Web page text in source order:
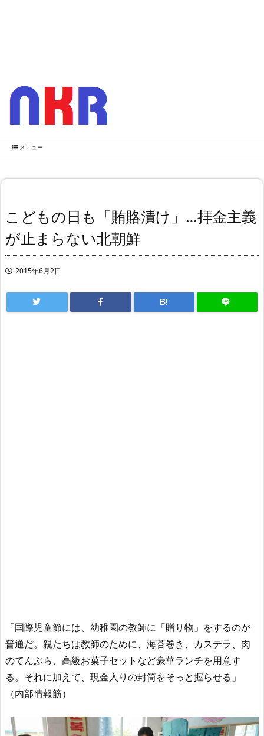
メニュー
こどもの日も「賄賂漬け」…拝金主義
が止まらない北朝鮮
2015年6月2日
B!
「国際児童節には、幼稚園の教師に「贈り物」をするのが
普通だ。親たちは教師のために、海苔巻き、カステラ、肉
のてんぶら、高級お菓子セットなど豪華ランチを用意す
る。それに加えて、現金入りの封筒をそっと握らせる」
（内部情報筋）